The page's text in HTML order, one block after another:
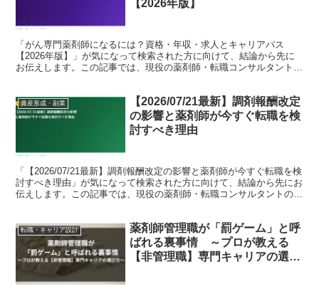
【2026年版】
「がん専門薬剤師になるには？資格・年収・求人とキャリアパス
【2026年版】」が気になって検索された方に向けて、結論から先に
お伝えします。この記事では、現役の薬剤師・転職コンサルタントの
資産形成・副業
【2026/07/21最新】調剤報酬改定
の影響と薬剤師が今すぐ転職を検
討すべき理由
「【2026/07/21最新】調剤報酬改定の影響と薬剤師が今すぐ転職を検
討すべき理由」が気になって検索された方に向けて、結論から先にお
伝えします。この記事では、現役の薬剤師・転職コンサルタントの視
転職・キャリア設計
薬剤師管理職が「罰ゲーム」と呼
ばれる裏事情 ～プロが教える
【非管理職】専門キャリアの選び